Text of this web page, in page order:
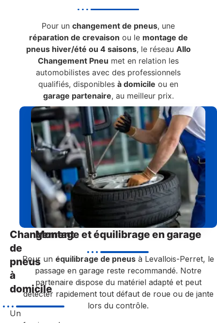
Pour unchangement de pneus, une
réparation de crevaison ou le montage de
pneus hiver/été ou 4 saisons, le réseau Allo
Changement Pneu met en relation les
automobilistes avec des professionnels
qualifiés, disponiblesà domicile ou en
garage partenaire, au meilleur prix.
Changement
de
pneus
à
domicile
Un
Montage et équilibrage en garage
Pour un équilibrage de pneus à Levallois-Perret, le
passage en garage reste recommandé. Notre
partenaire dispose du matériel adapté et peut
détecter rapidement tout défaut de roue ou de jante
lors du contrôle.